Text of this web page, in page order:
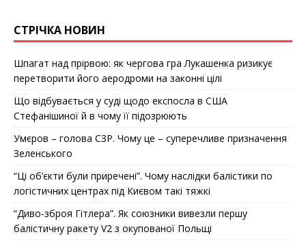
СТРІЧКА НОВИН
Шпагат над прірвою: як чергова гра Лукашенка ризикує
перетворити його аеродроми на законні цілі
Що відбувається у суді щодо експосла в США
Стефанішиної й в чому її підозрюють
Умєров – голова СЗР. Чому це – суперечливе призначення
Зеленського
“Ці об’єкти були приречені”. Чому наслідки балістики по
логістичних центрах під Києвом такі тяжкі
“Диво-зброя Гітлера”. Як союзники вивезли першу
балістичну ракету V2 з окупованої Польщі